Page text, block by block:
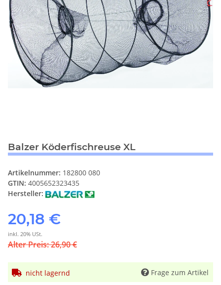
Balzer Köderfischreuse XL
Artikelnummer: 182800 080
GTIN: 4005652323435
Hersteller:
20,18 €
inkl. 20% USt.
Alter Preis: 26,90 €
nicht lagernd Frage zum Artikel